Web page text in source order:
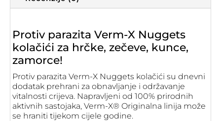
Protiv parazita Verm-X Nuggets
kolačići za hrčke, zečeve, kunce,
zamorce!
Protiv parazita Verm-X Nuggets kolačići su dnevni
dodatak prehrani za obnavljanje i održavanje
vitalnosti crijeva. Napravljeni od 100% prirodnih
aktivnih sastojaka, Verm-X® Originalna linija može
se hraniti tijekom cijele godine.